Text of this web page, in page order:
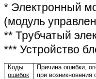
* Электронный
(модуль
** Трубчатый
*** Устройство
Коды
ошибок
Причина ошибки,
при возникновения